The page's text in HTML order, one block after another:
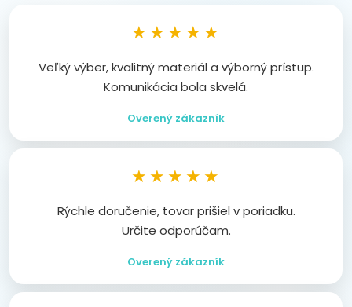
★★★★★
Veľký výber, kvalitný materiál a výborný prístup.
Komunikácia bola skvelá.
Overený zákazník
★★★★★
Rýchle doručenie, tovar prišiel v poriadku.
Určite odporúčam.
Overený zákazník